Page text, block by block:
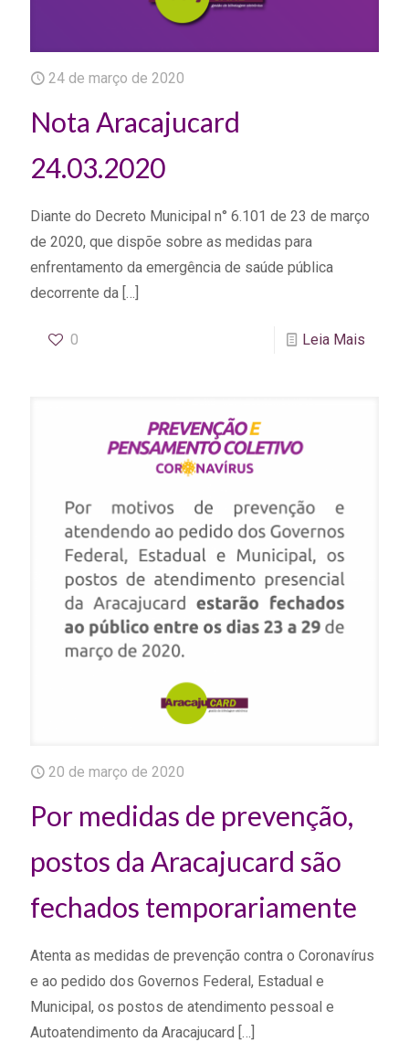
24 de março de 2020
Nota Aracajucard
24.03.2020
Diante do Decreto Municipal n° 6.101 de 23 de março
de 2020, que dispõe sobre as medidas para
enfrentamento da emergência de saúde pública
decorrente da […]
0 Leia Mais
20 de março de 2020
Por medidas de prevenção,
postos da Aracajucard são
fechados temporariamente
Atenta as medidas de prevenção contra o Coronavírus
e ao pedido dos Governos Federal, Estadual e
Municipal, os postos de atendimento pessoal e
Autoatendimento da Aracajucard […]